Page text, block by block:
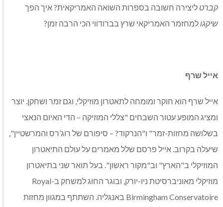
קברט ליצירה חשובה בספרות השואה האמריקאית? איך הפך
שיקגולמחזמר האמריקאי שרץ בברודווי הכי הרבה זמן?
אייל שרף
אייל שרף הוא חוקר ומומחה לתאטרון מוזיקלי, וגם זמר ושחקן. יוצר
ומציג המופע עטור השבחים "צללי המוזיקה – הדי האיום הנאצי
בשלושה מחזות-זמר" ו"הנרקוד? – סיפורם של רוג’רס והמרשטיין",
שיעלה בקרוב. אייל פרסם שלל מאמרים על עולם התיאטרון
המוזיקלי ב"הארץ" וב"מקור ראשון". בעל תואר שני בתיאטרון
מוזיקלי מאוניברסיטת ניו-יורק, ובוגר החוג למשחק ב-Royal
Birmingham Conservatoire באנגליה. השתתף במגוון מחזות